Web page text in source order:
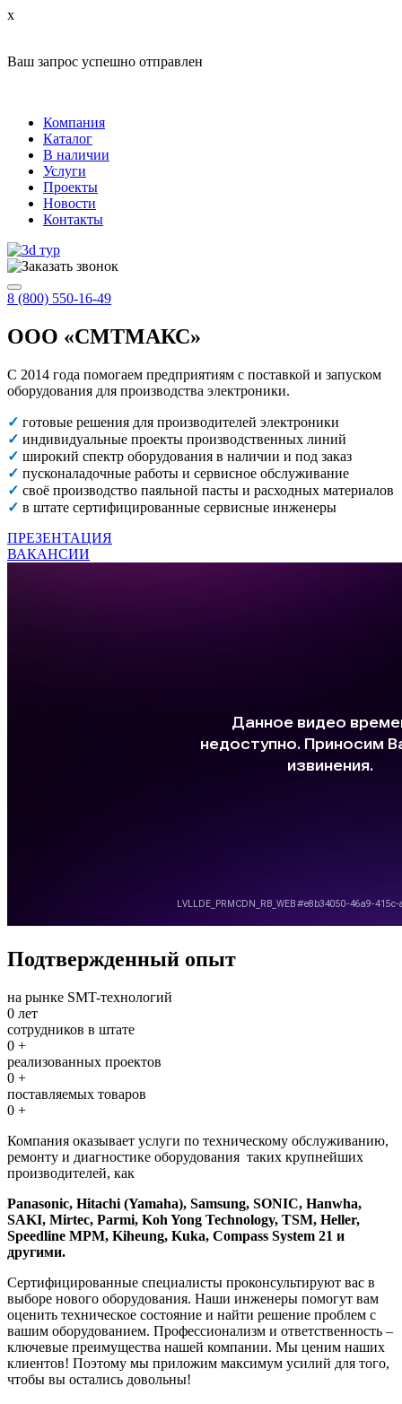
x
Ваш запрос успешно отправлен
Компания
Каталог
В наличии
Услуги
Проекты
Новости
Контакты
8 (800) 550-16-49
ООО «СМТМАКС»
С 2014 года помогаем предприятиям с поставкой и запуском
оборудования для производства электроники.
✓ готовые решения для производителей электроники
✓ индивидуальные проекты производственных линий
✓ широкий спектр оборудования в наличии и под заказ
✓ пусконаладочные работы и сервисное обслуживание
✓ своё производство паяльной пасты и расходных материалов
✓ в штате сертифицированные сервисные инженеры
ПРЕЗЕНТАЦИЯ
ВАКАНСИИ
Подтвержденный опыт
на рынке SMT-технологий
0 лет
cотрудников в штате
0 +
реализованных проектов
0 +
поставляемых товаров
0 +
Компания оказывает услуги по техническому обслуживанию,
ремонту и диагностике оборудования таких крупнейших
производителей, как
Panasonic, Hitachi (Yamaha), Samsung, SONIC, Hanwha,
SAKI, Mirtec, Parmi, Koh Yong Technology, TSM, Heller,
Speedline MPM, Kiheung, Kuka, Compass System 21 и
другими.
Сертифицированные специалисты проконсультируют вас в
выборе нового оборудования. Наши инженеры помогут вам
оценить техническое состояние и найти решение проблем с
вашим оборудованием. Профессионализм и ответственность –
ключевые преимущества нашей компании. Мы ценим наших
клиентов! Поэтому мы приложим максимум усилий для того,
чтобы вы остались довольны!